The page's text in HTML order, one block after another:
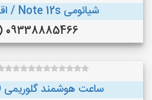
شیائومی Note 12s / اقساطی+ پلمپ
09338885466 (زاهدان )
ساعت هوشمند گلوریمی M2 Max LTD